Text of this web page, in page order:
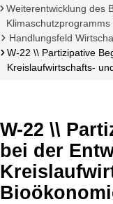
Weiterentwicklung des
Handlungsfeld
W-22 \\ Partizipative
Kreislaufwirtschafts-
W-22 \\
bei der